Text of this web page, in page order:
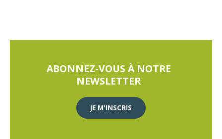
ABONNEZ-VOUS À NOTRE
NEWSLETTER
JE M'INSCRIS